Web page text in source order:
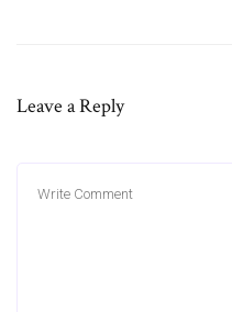
Leave a Reply